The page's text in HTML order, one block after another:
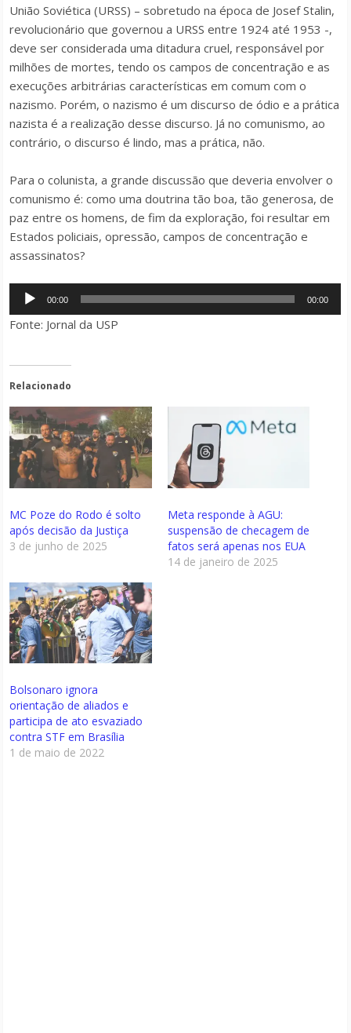
União Soviética (URSS) – sobretudo na época de Josef Stalin,
revolucionário que governou a URSS entre 1924 até 1953 -,
deve ser considerada uma ditadura cruel, responsável por
milhões de mortes, tendo os campos de concentração e as
execuções arbitrárias características em comum com o
nazismo. Porém, o nazismo é um discurso de ódio e a prática
nazista é a realização desse discurso. Já no comunismo, ao
contrário, o discurso é lindo, mas a prática, não.
Para o colunista, a grande discussão que deveria envolver o
comunismo é: como uma doutrina tão boa, tão generosa, de
paz entre os homens, de fim da exploração, foi resultar em
Estados policiais, opressão, campos de concentração e
assassinatos?
Tocador
de
áudio
00:00 00:00
Fonte: Jornal da USP
Relacionado
MC Poze do Rodo é solto
após decisão da Justiça
3 de junho de 2025
Meta responde à AGU:
suspensão de checagem de
fatos será apenas nos EUA
14 de janeiro de 2025
Bolsonaro ignora
orientação de aliados e
participa de ato esvaziado
contra STF em Brasília
1 de maio de 2022